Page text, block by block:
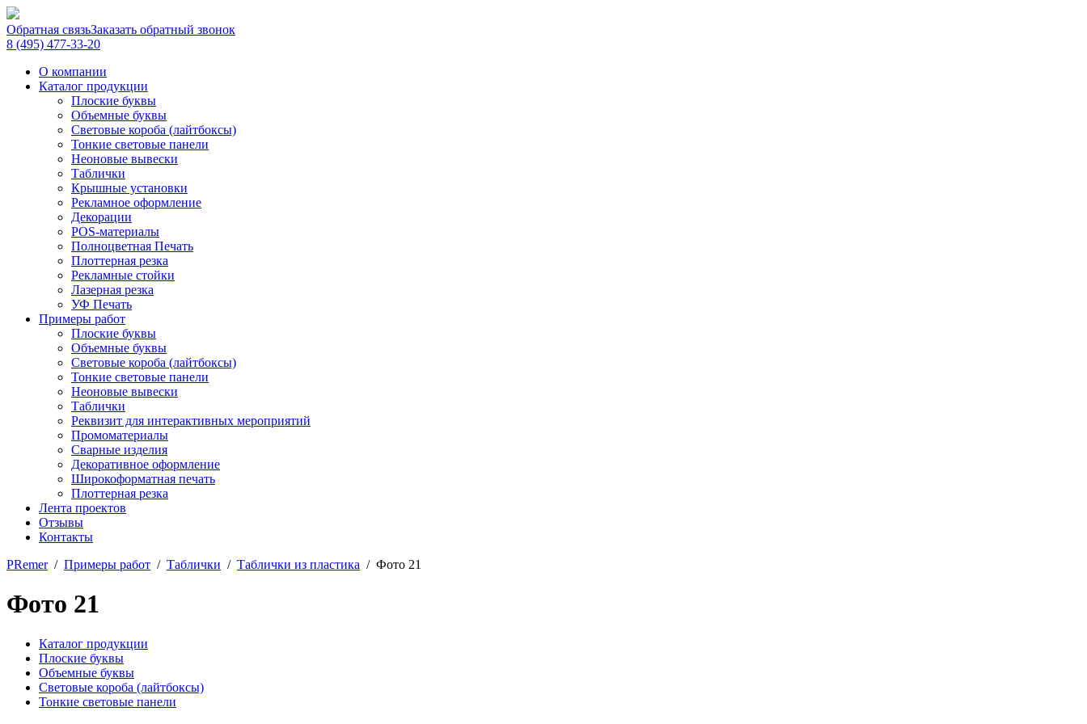
Обратная связьЗаказать обратный звонок
8 (495) 477-33-20
О компании
Каталог продукции
Плоские буквы
Объемные буквы
Световые короба (лайтбоксы)
Тонкие световые панели
Неоновые вывески
Таблички
Крышные установки
Рекламное оформление
Декорации
POS-материалы
Полноцветная Печать
Плоттерная резка
Рекламные стойки
Лазерная резка
УФ Печать
Примеры работ
Плоские буквы
Объемные буквы
Световые короба (лайтбоксы)
Тонкие световые панели
Неоновые вывески
Таблички
Реквизит для интерактивных мероприятий
Промоматериалы
Сварные изделия
Декоративное оформление
Широкоформатная печать
Плоттерная резка
Лента проектов
Отзывы
Контакты
PRemer/ Примеры работ / Таблички / Таблички из пластика / Фото 21
Фото 21
Каталог продукции
Плоские буквы
Объемные буквы
Световые короба (лайтбоксы)
Тонкие световые панели